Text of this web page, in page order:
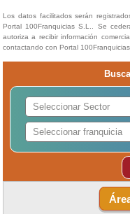
Los datos facilitados serán
Portal 100Franquicias S.L.. Se
autoriza a recibir información
contactando con Portal